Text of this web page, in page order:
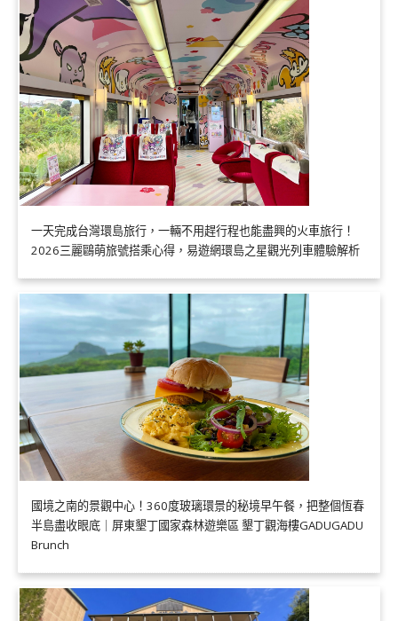
一天完成台灣環島旅行，一輛不用趕行程也能盡興的火車旅行！
2026三麗鷗萌旅號搭乘心得，易遊網環島之星觀光列車體驗解析
國境之南的景觀中心！360度玻璃環景的秘境早午餐，把整個恆春
半島盡收眼底｜屏東墾丁國家森林遊樂區 墾丁觀海樓GADUGADU
Brunch